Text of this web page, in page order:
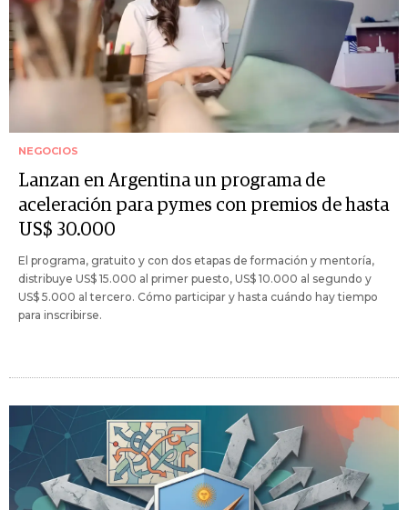
NEGOCIOS
Lanzan en Argentina un programa de
aceleración para pymes con premios de hasta
US$ 30.000
El programa, gratuito y con dos etapas de formación y mentoría,
distribuye US$ 15.000 al primer puesto, US$ 10.000 al segundo y
US$ 5.000 al tercero. Cómo participar y hasta cuándo hay tiempo
para inscribirse.